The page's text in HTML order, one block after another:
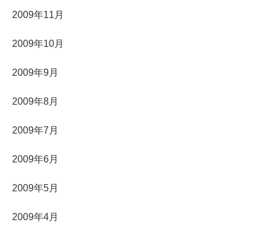
2009年11月
2009年10月
2009年9月
2009年8月
2009年7月
2009年6月
2009年5月
2009年4月